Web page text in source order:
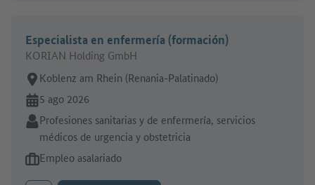
Especialista en enfermería (formación)
KORIAN Holding GmbH
Lugar de trabajo:
Koblenz am Rhein (Renania-Palatinado)
En línea desde:
5 ago 2026
Sector:
Profesiones sanitarias y de enfermería, servicios
médicos de urgencia y obstetricia
Tipo de oferta de empleo:
Empleo asalariado